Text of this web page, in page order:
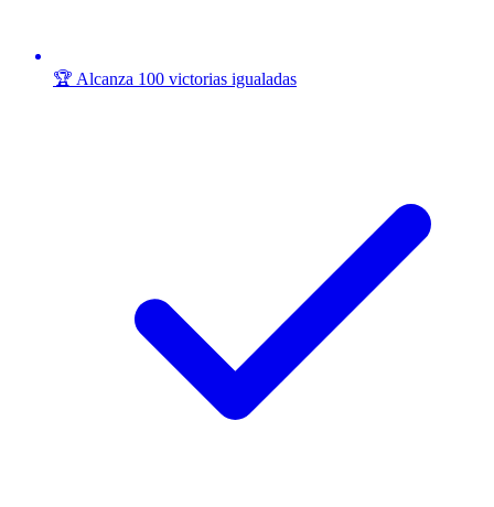
🏆 Alcanza 100 victorias igualadas